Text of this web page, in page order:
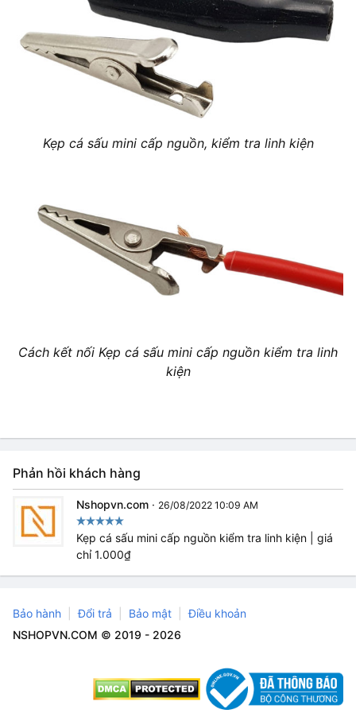
Kẹp cá sấu mini cấp nguồn, kiểm tra linh kiện
Cách kết nối Kẹp cá sấu mini cấp nguồn kiểm tra linh
kiện
Phản hồi khách hàng
Nshopvn.com · 26/08/2022 10:09 AM
Kẹp cá sấu mini cấp nguồn kiểm tra linh kiện | giá
chỉ 1.000₫
Bảo hành Đổi trả Bảo mật
Điều khoản
NSHOPVN.COM © 2019 - 2026